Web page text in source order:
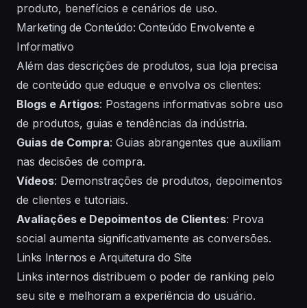
produto, benefícios e cenários de uso.
Marketing de Conteúdo: Conteúdo Envolvente e
Informativo
Além das descrições de produtos, sua loja precisa
de conteúdo que eduque e envolva os clientes:
Blogs e Artigos: Postagens informativas sobre uso
de produtos, guias e tendências da indústria.
Guias de Compra: Guias abrangentes que auxiliam
nas decisões de compra.
Vídeos: Demonstrações de produtos, depoimentos
de clientes e tutoriais.
Avaliações e Depoimentos de Clientes: Prova
social aumenta significativamente as conversões.
Links Internos e Arquitetura do Site
Links internos distribuem o poder de ranking pelo
seu site e melhoram a experiência do usuário.